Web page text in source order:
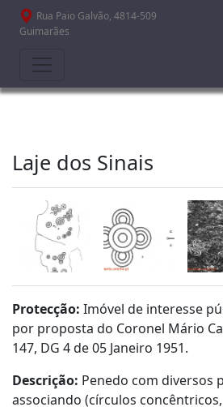
Passar para o conteúdo principal
Rua Paio Galvão, 4814-509
Guimarães
Laje dos Sinais
Protecção: Imóvel de interesse
por proposta do Coronel Mário
147, DG 4 de 05 Janeiro 1951.
Descrição: Penedo com diversos
associando (círculos